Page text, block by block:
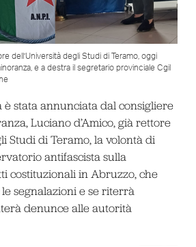
dell’Università degli Studi di Teramo, oggi
e a destra il segretario provinciale Cgil
è stata annunciata dal consigliere
Luciano d’Amico, già rettore
Studi di Teramo, la volontà di
antifascista sulla
costituzionali in Abruzzo, che
segnalazioni e se riterrà
denunce alle autorità